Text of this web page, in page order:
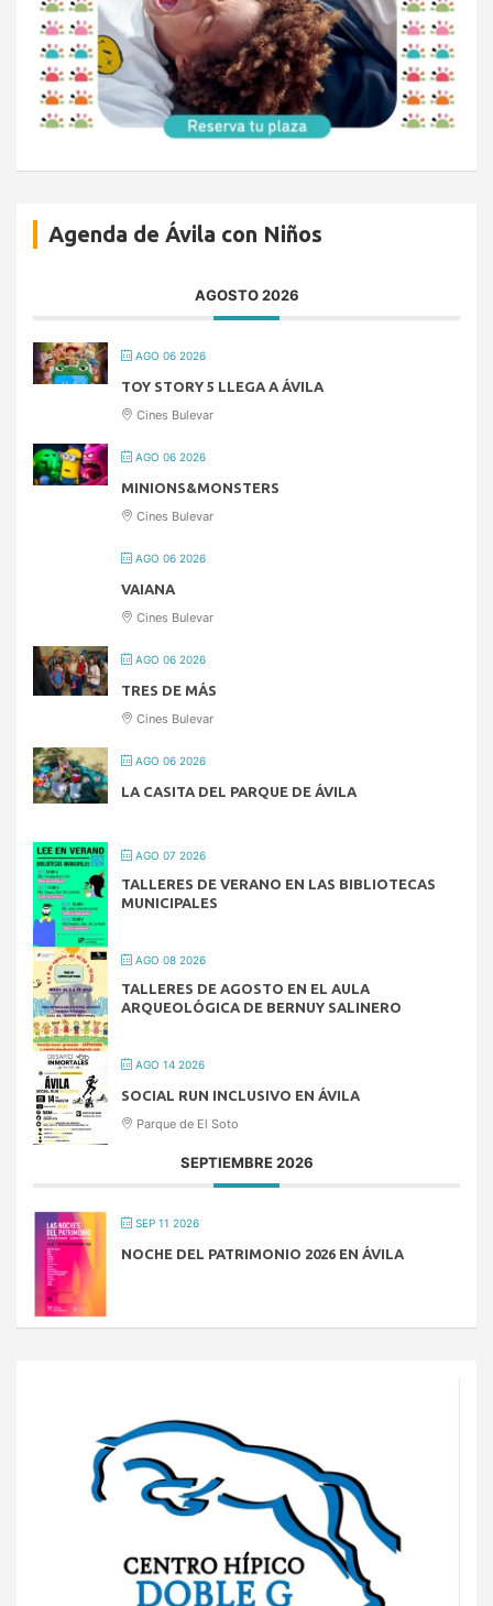
Agenda de Ávila con Niños
AGOSTO 2026
AGO 06 2026
TOY STORY 5 LLEGA A ÁVILA
Cines Bulevar
AGO 06 2026
MINIONS&MONSTERS
Cines Bulevar
AGO 06 2026
VAIANA
Cines Bulevar
AGO 06 2026
TRES DE MÁS
Cines Bulevar
AGO 06 2026
LA CASITA DEL PARQUE DE ÁVILA
AGO 07 2026
TALLERES DE VERANO EN LAS BIBLIOTECAS
MUNICIPALES
AGO 08 2026
TALLERES DE AGOSTO EN EL AULA
ARQUEOLÓGICA DE BERNUY SALINERO
AGO 14 2026
SOCIAL RUN INCLUSIVO EN ÁVILA
Parque de El Soto
SEPTIEMBRE 2026
SEP 11 2026
NOCHE DEL PATRIMONIO 2026 EN ÁVILA